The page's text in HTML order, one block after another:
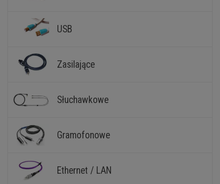
USB
Zasilające
Słuchawkowe
Gramofonowe
Ethernet / LAN